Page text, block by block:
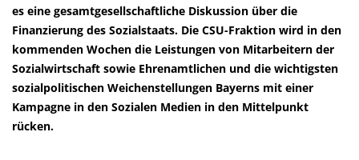
es eine gesamtgesellschaftliche Diskussion über die
Finanzierung des Sozialstaats. Die CSU-Fraktion wird in den
kommenden Wochen die Leistungen von Mitarbeitern der
Sozialwirtschaft sowie Ehrenamtlichen und die wichtigsten
sozialpolitischen Weichenstellungen Bayerns mit einer
Kampagne in den Sozialen Medien in den Mittelpunkt
rücken.